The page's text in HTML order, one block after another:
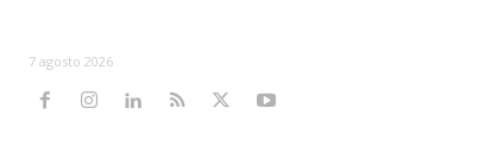
7 agosto 2026